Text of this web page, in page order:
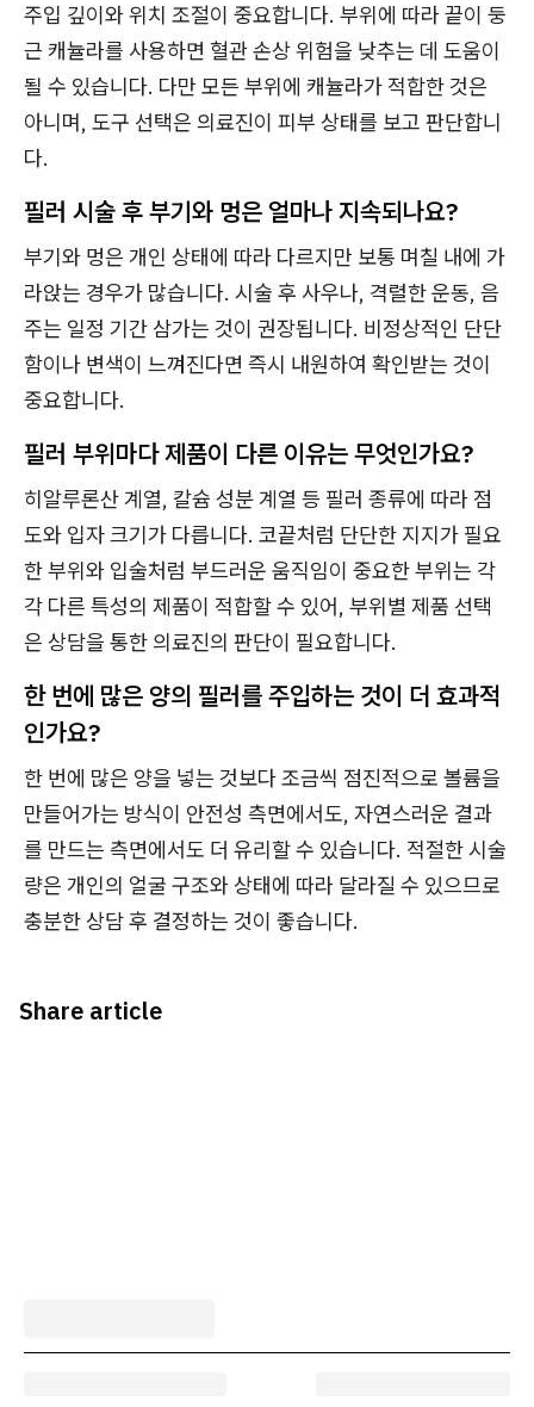
주입 깊이와 위치 조절이 중요합니다. 부위에 따라 끝이 둥
근 캐뉼라를 사용하면 혈관 손상 위험을 낮추는 데 도움이
될 수 있습니다. 다만 모든 부위에 캐뉼라가 적합한 것은
아니며, 도구 선택은 의료진이 피부 상태를 보고 판단합니
다.
필러 시술 후 부기와 멍은 얼마나 지속되나요?
부기와 멍은 개인 상태에 따라 다르지만 보통 며칠 내에 가
라앉는 경우가 많습니다. 시술 후 사우나, 격렬한 운동, 음
주는 일정 기간 삼가는 것이 권장됩니다. 비정상적인 단단
함이나 변색이 느껴진다면 즉시 내원하여 확인받는 것이
중요합니다.
필러 부위마다 제품이 다른 이유는 무엇인가요?
히알루론산 계열, 칼슘 성분 계열 등 필러 종류에 따라 점
도와 입자 크기가 다릅니다. 코끝처럼 단단한 지지가 필요
한 부위와 입술처럼 부드러운 움직임이 중요한 부위는 각
각 다른 특성의 제품이 적합할 수 있어, 부위별 제품 선택
은 상담을 통한 의료진의 판단이 필요합니다.
한 번에 많은 양의 필러를 주입하는 것이 더 효과적
인가요?
한 번에 많은 양을 넣는 것보다 조금씩 점진적으로 볼륨을
만들어가는 방식이 안전성 측면에서도, 자연스러운 결과
를 만드는 측면에서도 더 유리할 수 있습니다. 적절한 시술
량은 개인의 얼굴 구조와 상태에 따라 달라질 수 있으므로
충분한 상담 후 결정하는 것이 좋습니다.
Share article